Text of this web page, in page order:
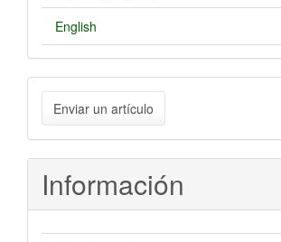
English
Enviar
un
artículo
Enviar un artículo
Información